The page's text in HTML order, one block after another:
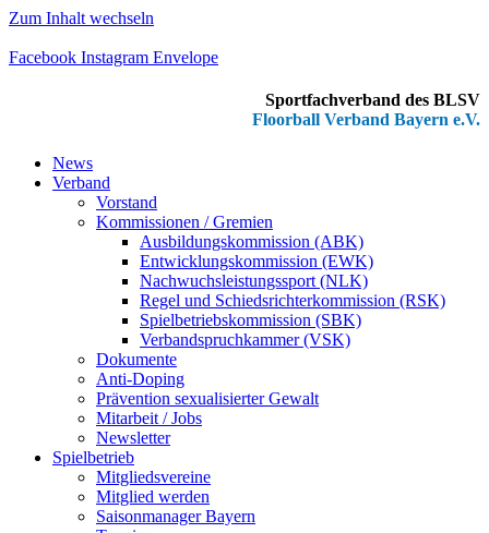
Zum Inhalt wechseln
Facebook Instagram Envelope
Sportfachverband des BLSV
Floorball Verband Bayern e.V.
News
Verband
Vorstand
Kommissionen / Gremien
Ausbildungskommission (ABK)
Entwicklungskommission (EWK)
Nachwuchsleistungssport (NLK)
Regel und Schiedsrichterkommission (RSK)
Spielbetriebskommission (SBK)
Verbandspruchkammer (VSK)
Dokumente
Anti-Doping
Prävention sexualisierter Gewalt
Mitarbeit / Jobs
Newsletter
Spielbetrieb
Mitgliedsvereine
Mitglied werden
Saisonmanager Bayern